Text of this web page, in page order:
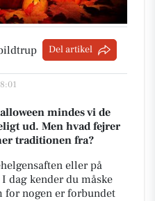
Del artikel
mindes vi de
ud. Men hvad fejrer
traditionen fra?
eller på
dag kender du måske
for nogen er forbundet